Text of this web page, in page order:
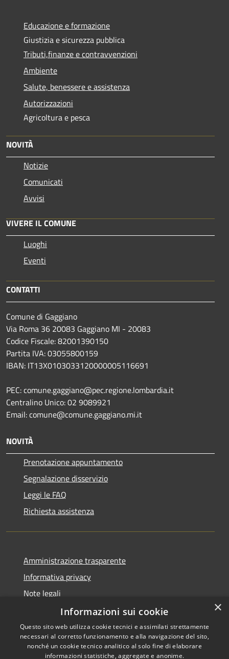
Educazione e formazione
Giustizia e sicurezza pubblica
Tributi,finanze e contravvenzioni
Ambiente
Salute, benessere e assistenza
Autorizzazioni
Agricoltura e pesca
NOVITÀ
Notizie
Comunicati
Avvisi
VIVERE IL COMUNE
Luoghi
Eventi
CONTATTI
Comune di Gaggiano
Via Roma 36 20083 Gaggiano MI - 20083
Codice Fiscale: 82001390150
Partita IVA: 03055800159
IBAN: IT13X0103033120000005116691
PEC: comune.gaggiano@pec.regione.lombardia.it
Centralino Unico: 02 9089921
Email: comune@comune.gaggiano.mi.it
NOVITÀ
Prenotazione appuntamento
Segnalazione disservizio
Leggi le FAQ
Richiesta assistenza
Amministrazione trasparente
Informativa privacy
Note legali
Dichiarazione di accessibilità
×
Informazioni sui cookie
Questo sito web utilizza cookie tecnici e assimilati strettamente
necessari al corretto funzionamento e alla navigazione del sito,
nonché un cookie tecnico analitico al solo fine di elaborare
informazioni statistiche, aggregate e anonime.